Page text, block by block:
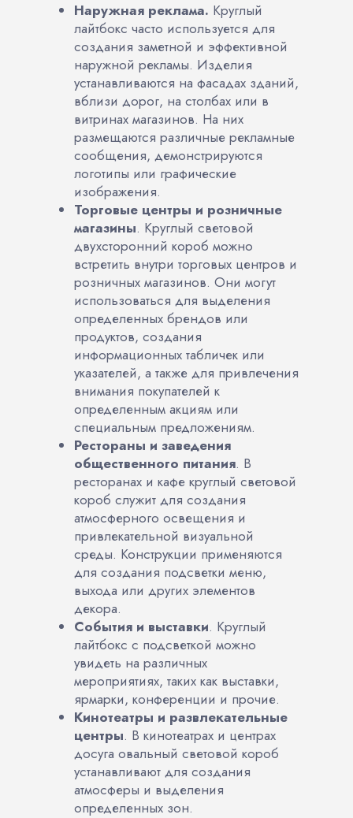
Наружная реклама. Круглый
лайтбокс часто используется для
создания заметной и эффективной
наружной рекламы. Изделия
устанавливаются на фасадах зданий,
вблизи дорог, на столбах или в
витринах магазинов. На них
размещаются различные рекламные
сообщения, демонстрируются
логотипы или графические
изображения.
Торговые центры и розничные
магазины. Круглый световой
двухсторонний короб можно
встретить внутри торговых центров и
розничных магазинов. Они могут
использоваться для выделения
определенных брендов или
продуктов, создания
информационных табличек или
указателей, а также для привлечения
внимания покупателей к
определенным акциям или
специальным предложениям.
Рестораны и заведения
общественного питания. В
ресторанах и кафе круглый световой
короб служит для создания
атмосферного освещения и
привлекательной визуальной
среды. Конструкции применяются
для создания подсветки меню,
выхода или других элементов
декора.
События и выставки. Круглый
лайтбокс с подсветкой можно
увидеть на различных
мероприятиях, таких как выставки,
ярмарки, конференции и прочие.
Кинотеатры и развлекательные
центры. В кинотеатрах и центрах
досуга овальный световой короб
устанавливают для создания
атмосферы и выделения
определенных зон.